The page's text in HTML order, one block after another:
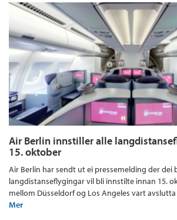
Air Berlin innstiller alle
15. oktober
Air Berlin har sendt ut ei pressemelding der dei
langdistanseflygingar vil bli innstilte innan 15.
mellom Düsseldorf og Los Angeles vart
Mer